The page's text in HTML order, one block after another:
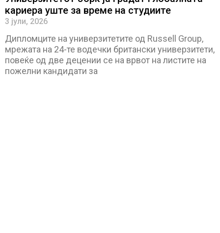
кариера уште за време на студиите
3 јули, 2026
Дипломците на универзитетите од Russell Group,
мрежата на 24-те водечки британски универзитети,
повеќе од две децении се на врвот на листите на
пожелни кандидати за